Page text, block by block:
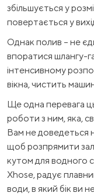
збільшується у
повертається у
Однак полив – не
впоратися шлангу-
інтенсивному
вікна, чистить
Ще одна перевага
роботи з ним, яка,
Вам не доведеться
щоб розпрямити
кутом для водного
Xhose, радує
води, в який бік ви